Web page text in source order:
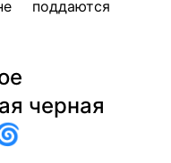
поддаются
черная